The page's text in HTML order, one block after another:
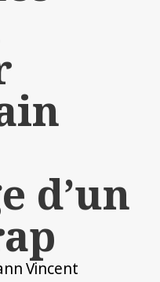
d’un
Vincent